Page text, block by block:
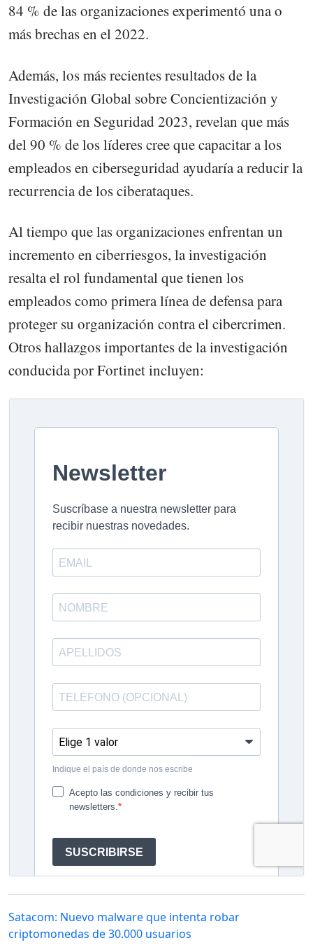
84 % de las organizaciones experimentó una o
más brechas en el 2022.
Además, los más recientes resultados de la
Investigación Global sobre Concientización y
Formación en Seguridad 2023, revelan que más
del 90 % de los líderes cree que capacitar a los
empleados en ciberseguridad ayudaría a reducir la
recurrencia de los ciberataques.
Al tiempo que las organizaciones enfrentan un
incremento en ciberriesgos, la investigación
resalta el rol fundamental que tienen los
empleados como primera línea de defensa para
proteger su organización contra el cibercrimen.
Otros hallazgos importantes de la investigación
conducida por Fortinet incluyen:
Satacom: Nuevo malware que intenta robar
criptomonedas de 30.000 usuarios